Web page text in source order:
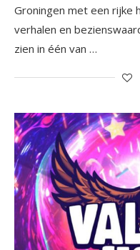
Groningen met een rijke
verhalen en
zien in één van …